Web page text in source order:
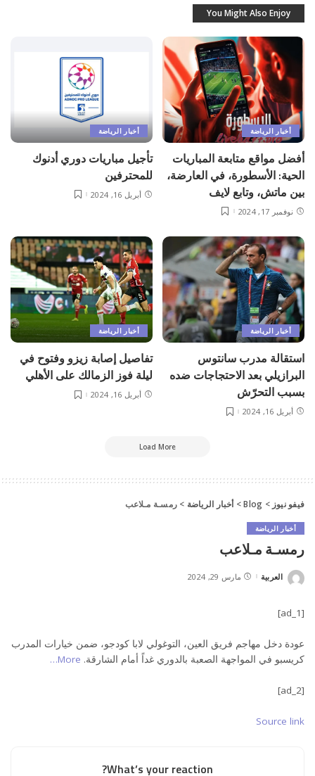
You Might Also Enjoy
أخبار الرياضة
أفضل مواقع متابعة المباريات
الحية: الأسطورة، في العارضة،
بين ماتش، وتابع لايف
نوفمبر 17, 2024
أخبار الرياضة
تأجيل مباريات دوري أدنوك
للمحترفين
أبريل 16, 2024
أخبار الرياضة
استقالة مدرب سانتوس
البرازيلي بعد الاحتجاجات ضده
بسبب التحرّش
أبريل 16, 2024
أخبار الرياضة
تفاصيل إصابة زيزو وفتوح في
ليلة فوز الزمالك على الأهلي
أبريل 16, 2024
Load More
فيفو نيوز >
Blog
> أخبار الرياضة > رمسـة مـلاعب
أخبار الرياضة
رمسـة مـلاعب
Posted
العربية مارس 29, 2024
[ad_1]
عودة دخل مهاجم فريق العين، التوغولي لابا كودجو، ضمن خيارات المدرب
كريسبو في المواجهة الصعبة بالدوري غداً أمام الشارقة. More…
[ad_2]
Source link
What’s your reaction?